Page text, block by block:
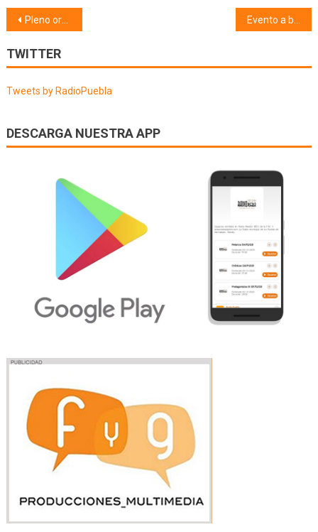
Navegación
de
entradas
Pleno ordinario (02/11/21)
TWITTER
Tweets by RadioPuebla
DESCARGA NUESTRA APP